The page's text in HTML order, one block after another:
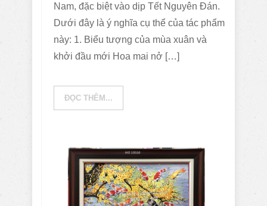
Nam, đặc biệt vào dịp Tết Nguyên Đán.
Dưới đây là ý nghĩa cụ thể của tác phẩm
này: 1. Biểu tượng của mùa xuân và
khởi đầu mới Hoa mai nở […]
ĐỌC THÊM...